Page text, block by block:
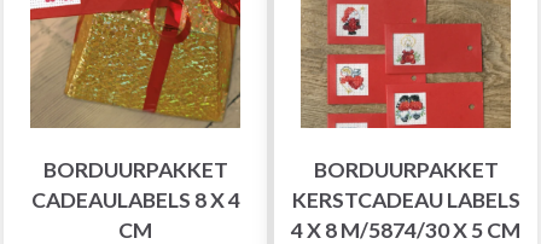
BORDUURPAKKET
CADEAULABELS 8 X 4
CM
BORDUURPAKKET
KERSTCADEAU LABELS
4 X 8 M/5874/30 X 5 CM